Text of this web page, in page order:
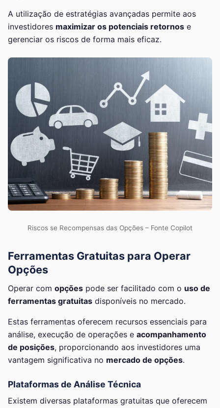
A utilização de estratégias avançadas permite aos
investidores maximizar os potenciais retornos e
gerenciar os riscos de forma mais eficaz.
Riscos se Recompensas das Opções – Fonte Copilot
Ferramentas Gratuitas para Operar
Opções
Operar com opções pode ser facilitado com o uso de
ferramentas gratuitas disponíveis no mercado.
Estas ferramentas oferecem recursos essenciais para
análise, execução de operações e acompanhamento
de posições, proporcionando aos investidores uma
vantagem significativa no mercado de opções.
Plataformas de Análise Técnica
Existem diversas plataformas gratuitas que oferecem